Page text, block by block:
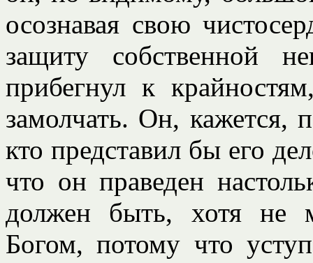
осознавая свою
защиту собственной
прибегнул к
замолчать. Он, кажется,
кто представил бы его
что он праведен
должен быть, хотя не
Богом, потому что